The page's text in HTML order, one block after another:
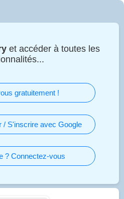
et accéder à toutes les
gratuitement !
/ S'inscrire avec Google
? Connectez-vous